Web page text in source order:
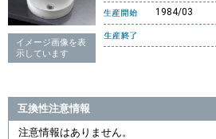
イメージ画像を表
示しています
1984/03
互換性注意情報
注意情報はありません。